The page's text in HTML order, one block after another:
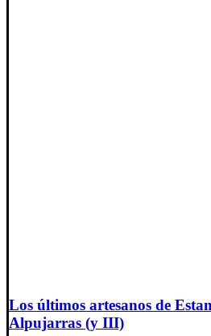
Los últimos artesanos de
Alpujarras (y III)